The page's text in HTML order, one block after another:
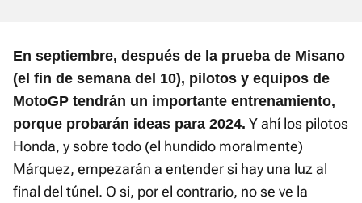
En septiembre, después de la prueba de Misano
(el fin de semana del 10), pilotos y equipos de
MotoGP tendrán un importante entrenamiento,
porque probarán ideas para 2024. Y ahí los pilotos
Honda, y sobre todo (el hundido moralmente)
Márquez, empezarán a entender si hay una luz al
final del túnel. O si, por el contrario, no se ve la